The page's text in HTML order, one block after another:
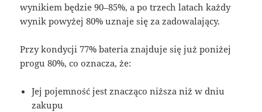
wynikiem będzie 90–85%, a po trzech latach każdy
wynik powyżej 80% uznaje się za zadowalający.
Przy kondycji 77% bateria znajduje się już poniżej
progu 80%, co oznacza, że:
Jej pojemność jest znacząco niższa niż w dniu
zakupu